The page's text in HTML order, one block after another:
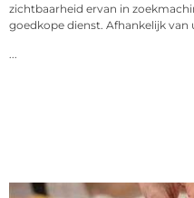
zichtbaarheid ervan in
goedkope dienst. Afhankelijk van
...